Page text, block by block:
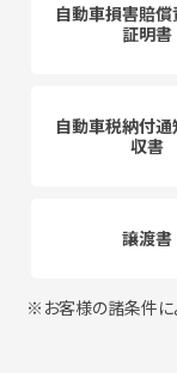
自動車損害賠
証明書
自動車税納付
収書
譲渡書
※お客様の諸条件に